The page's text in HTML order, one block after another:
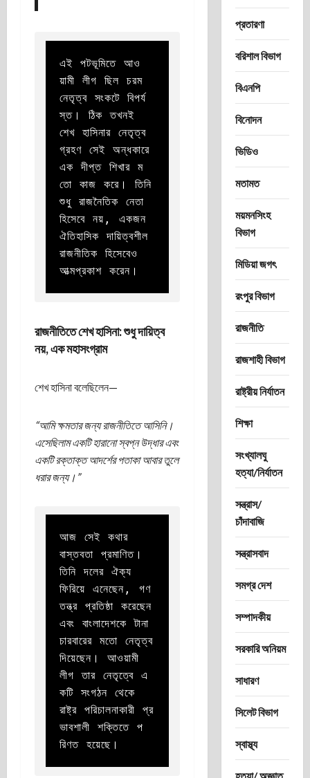
এই পটভূমিতে আও
য়ামী লীগ ছিল চরম
নেতৃত্ব সংকটে বিপর্য
স্ত। ঠিক তখনই
শেখ হাসিনার নেতৃত্ব
গ্রহণ সেই অন্ধকারে
এক দীপ্ত শিখার ম
তো কাজ করে। তিনি
শুধু রাজনৈতিক নেতা
হিসেবে নয়, একজন
ঐতিহাসিক দায়িত্বশীল
রাজনীতিক হিসেবেও
আত্মপ্রকাশ করেন।
রাজনীতিতে শেখ হাসিনা: শুধু দায়িত্ব
নয়, এক মহাসংগ্রাম
শেখ হাসিনা বলেছিলেন—
“আমি ক্ষমতার জন্য রাজনীতিতে আসিনি।
এসেছিলাম একটি হারানো স্বপ্ন উদ্ধার এবং
একটি রক্তাক্ত আদর্শের পতাকা আবার তুলে
ধরার জন্য।”
আজ সেই কথার
বাস্তবতা প্রমাণিত।
তিনি দলের ঐক্য
ফিরিয়ে এনেছেন, গণ
তন্ত্র প্রতিষ্ঠা করেছেন
এবং বাংলাদেশকে টানা
চারবারের মতো নেতৃত্ব
দিয়েছেন। আওয়ামী
লীগ তার নেতৃত্বে এ
কটি সংগঠন থেকে
রাষ্ট্র পরিচালনাকারী প্র
ভাবশালী শক্তিতে প
রিণত হয়েছে।
প্রতারণা
বরিশাল বিভাগ
বিএনপি
বিনোদন
ভিডিও
মতামত
ময়মনসিংহ
বিভাগ
মিডিয়া জগৎ
রংপুর বিভাগ
রাজনীতি
রাজশাহী বিভাগ
রাষ্ট্রীয় নির্যাতন
শিক্ষা
সংখ্যালঘু
হত্যা/নির্যাতন
সন্ত্রাস/
চাঁদাবাজি
সন্ত্রাসবাদ
সমগ্র দেশ
সম্পাদকীয়
সরকারি অনিয়ম
সাধারণ
সিলেট বিভাগ
স্বাস্থ্য